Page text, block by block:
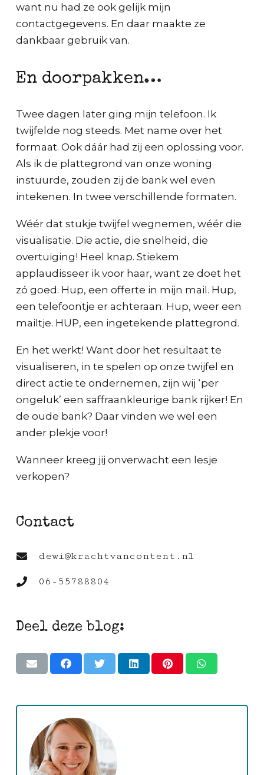
want nu had ze ook gelijk mijn
contactgegevens. En daar maakte ze
dankbaar gebruik van.
En doorpakken…
Twee dagen later ging mijn telefoon. Ik
twijfelde nog steeds. Met name over het
formaat. Ook dáár had zij een oplossing voor.
Als ik de plattegrond van onze woning
instuurde, zouden zij de bank wel even
intekenen. In twee verschillende formaten.
Wéér dat stukje twijfel wegnemen, wéér die
visualisatie. Die actie, die snelheid, die
overtuiging! Heel knap. Stiekem
applaudisseer ik voor haar, want ze doet het
zó goed. Hup, een offerte in mijn mail. Hup,
een telefoontje er achteraan. Hup, weer een
mailtje. HUP, een ingetekende plattegrond.
En het werkt! Want door het resultaat te
visualiseren, in te spelen op onze twijfel en
direct actie te ondernemen, zijn wij ‘per
ongeluk’ een saffraankleurige bank rijker! En
de oude bank? Daar vinden we wel een
ander plekje voor!
Wanneer kreeg jij onverwacht een lesje
verkopen?
Contact
dewi@krachtvancontent.nl
06-55788804
Deel deze blog: